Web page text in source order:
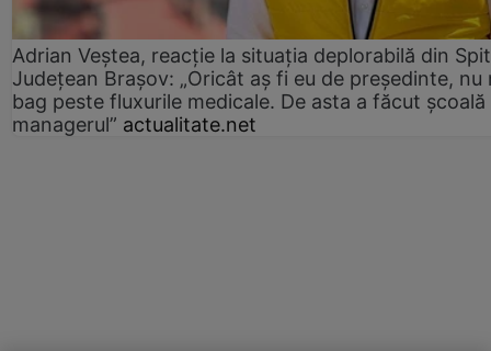
Adrian Veștea, reacție la situația deplorabilă din
Județean Brașov: „Oricât aș fi eu de președinte, nu
bag peste fluxurile medicale. De asta a făcut școală
managerul” actualitate.net